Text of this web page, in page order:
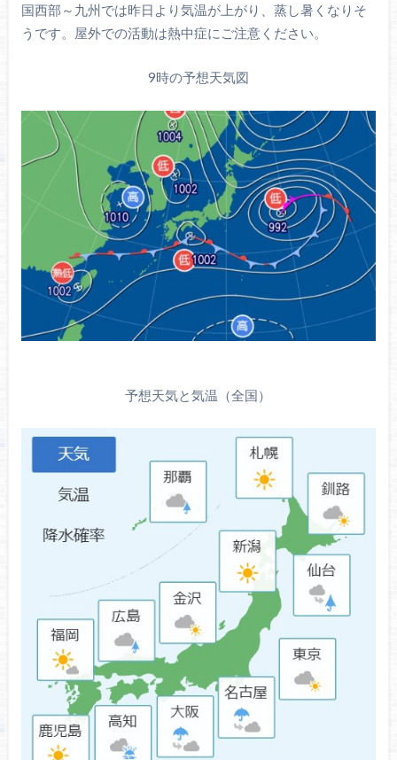
国西部～九州では昨日より気温が上がり、蒸し暑くなりそ
うです。屋外での活動は熱中症にご注意ください。
9時の予想天気図
予想天気と気温（全国）